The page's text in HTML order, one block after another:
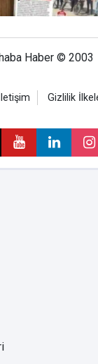
Haber © 2003
Gizlilik